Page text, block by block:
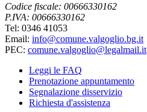
Codice fiscale: 00666330162
P.IVA: 00666330162
Tel: 0346 41053
Email: info@comune.valgoglio.bg.it
PEC: comune.valgoglio@legalmail.it
Leggi le FAQ
Prenotazione appuntamento
Segnalazione disservizio
Richiesta d'assistenza